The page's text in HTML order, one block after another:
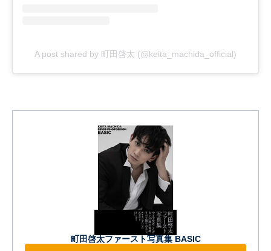
A post shared by 町田啓太 (@keita_machida_official)
町田啓太ファースト写真集 BASIC